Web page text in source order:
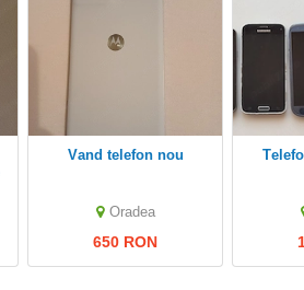
Vand telefon nou
Oradea
650 RON
Telefoane Samsung